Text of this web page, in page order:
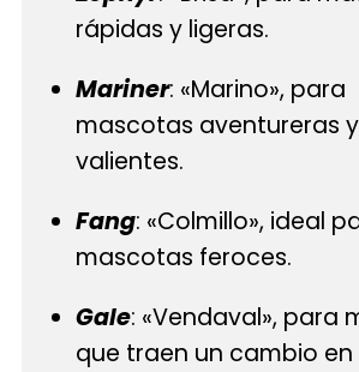
rápidas y ligeras.
Mariner: «Marino», para
mascotas aventureras y
valientes.
Fang: «Colmillo», ideal
mascotas feroces.
Gale: «Vendaval», para
que traen un cambio en